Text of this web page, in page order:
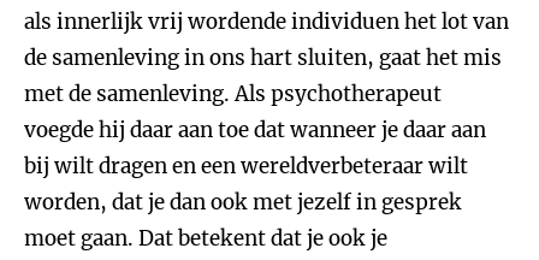
als innerlijk vrij wordende individuen het lot van
de samenleving in ons hart sluiten, gaat het mis
met de samenleving. Als psychotherapeut
voegde hij daar aan toe dat wanneer je daar aan
bij wilt dragen en een wereldverbeteraar wilt
worden, dat je dan ook met jezelf in gesprek
moet gaan. Dat betekent dat je ook je